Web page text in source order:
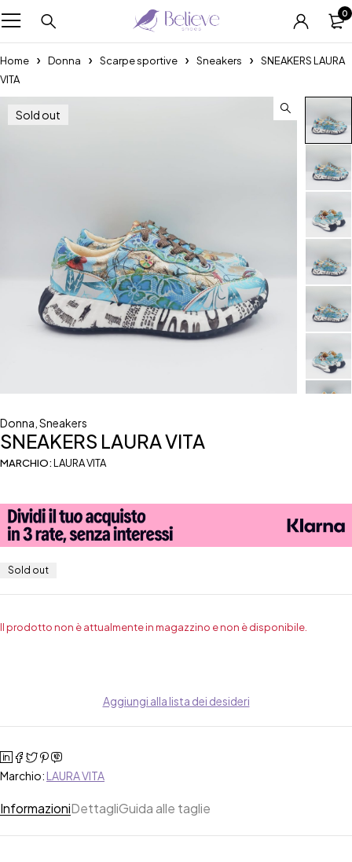
0
Home Donna Scarpe sportive Sneakers
SNEAKERS LAURA
VITA
Sold out
Donna Sneakers
SNEAKERS LAURA VITA
MARCHIO:LAURA VITA
Sold out
Il prodotto non è attualmente in magazzino e non è disponibile.
Aggiungi alla lista dei desideri
Marchio: LAURA VITA
InformazioniDettagliGuida alle taglie